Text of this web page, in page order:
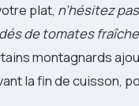
plat, n’hésitez
de tomates
montagnards
la fin de cuisson,